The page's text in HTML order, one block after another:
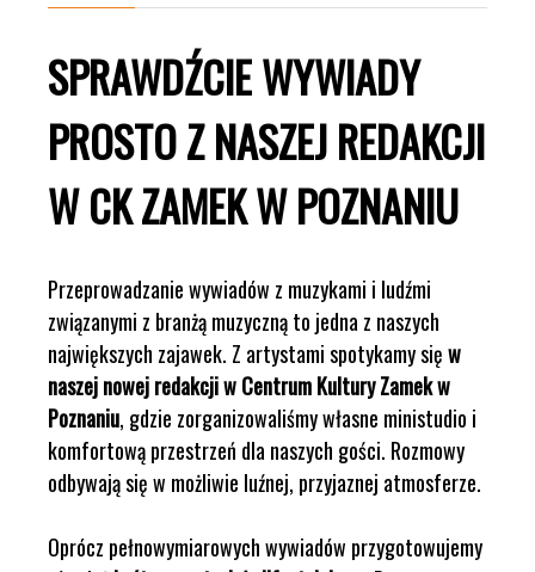
SPRAWDŹCIE WYWIADY
PROSTO Z NASZEJ REDAKCJI
W CK ZAMEK W POZNANIU
Przeprowadzanie wywiadów z muzykami i ludźmi
związanymi z branżą muzyczną to jedna z naszych
największych zajawek. Z artystami spotykamy sięw
naszej nowej redakcji w Centrum Kultury Zamek w
Poznaniu, gdzie zorganizowaliśmy własne ministudio i
komfortową przestrzeń dla naszych gości. Rozmowy
odbywają się w możliwie luźnej, przyjaznej atmosferze.
Oprócz pełnowymiarowych wywiadów przygotowujemy